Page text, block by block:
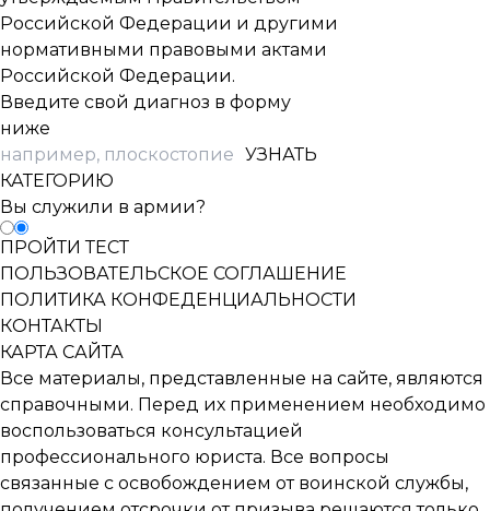
Российской Федерации и другими
нормативными правовыми актами
Российской Федерации.
Введите свой диагноз в форму
ниже
УЗНАТЬ
КАТЕГОРИЮ
Вы служили в армии?
ПРОЙТИ ТЕСТ
ПОЛЬЗОВАТЕЛЬСКОЕ СОГЛАШЕНИЕ
ПОЛИТИКА КОНФЕДЕНЦИАЛЬНОСТИ
КОНТАКТЫ
КАРТА САЙТА
Все материалы, представленные на сайте, являются
справочными. Перед их применением необходимо
воспользоваться консультацией
профессионального юриста. Все вопросы
связанные с освобождением от воинской службы,